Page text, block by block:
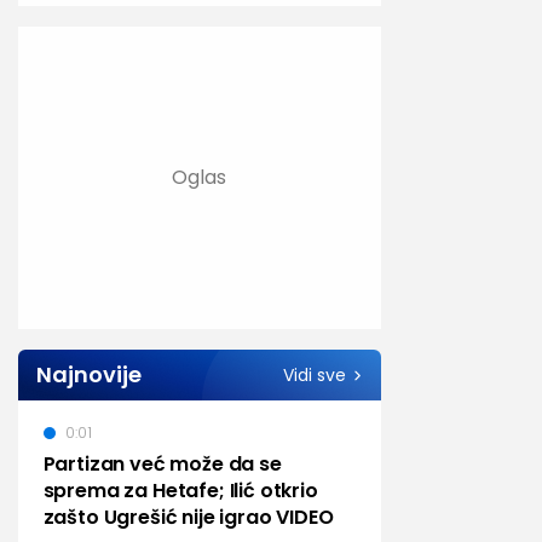
Najnovije Vidi sve
Partizan već može da se
sprema za Hetafe; Ilić otkrio
zašto Ugrešić nije igrao VIDEO
0:01